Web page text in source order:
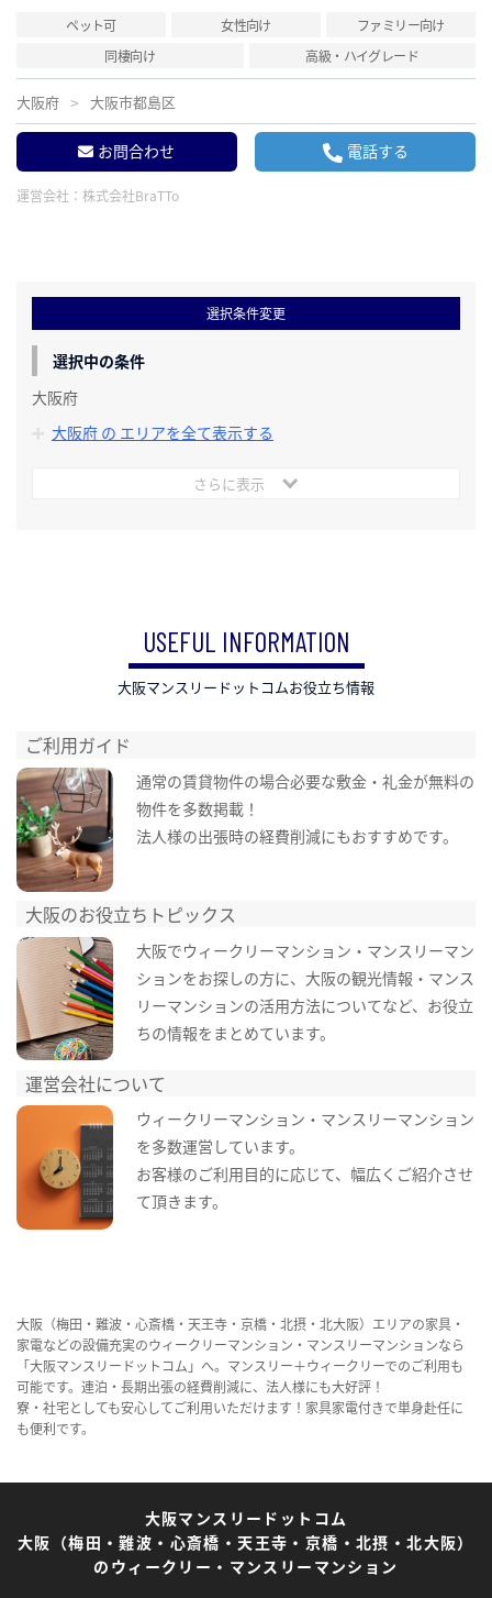
ペット可 女性向け
ファミリー向け
同棲向け
高級・ハイグレード
大阪府 大阪市都島区
お問合わせ 電話する
運営会社： 株式会社BraTTo
選択条件変更
選択中の条件
大阪府
大阪府 の エリアを全て表示する
さらに表示
USEFUL INFORMATION
大阪マンスリードットコムお役立ち情報
ご利用ガイド
通常の賃貸物件の場合必要な敷金・礼金が無料の
物件を多数掲載！
法人様の出張時の経費削減にもおすすめです。
大阪のお役立ちトピックス
大阪でウィークリーマンション・マンスリーマン
ションをお探しの方に、大阪の観光情報・マンス
リーマンションの活用方法についてなど、お役立
ちの情報をまとめています。
運営会社について
ウィークリーマンション・マンスリーマンション
を多数運営しています。
お客様のご利用目的に応じて、幅広くご紹介させ
て頂きます。
大阪（梅田・難波・心斎橋・天王寺・京橋・北摂・北大阪）エリアの家具・
家電などの設備充実のウィークリーマンション・マンスリーマンションなら
「大阪マンスリードットコム」へ。マンスリー＋ウィークリーでのご利用も
可能です。連泊・長期出張の経費削減に、法人様にも大好評！
寮・社宅としても安心してご利用いただけます！家具家電付きで単身赴任に
も便利です。
大阪マンスリードットコム
大阪（梅田・難波・心斎橋・天王寺・京橋・北摂・北大阪）
のウィークリー・マンスリーマンション